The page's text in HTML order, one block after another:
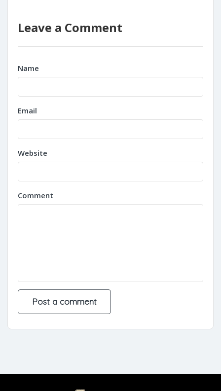
Leave a Comment
Name
Email
Website
Comment